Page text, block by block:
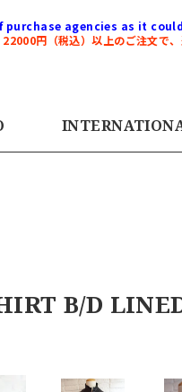
agencies as it
22000円（税込）以上のご注文で
B/D